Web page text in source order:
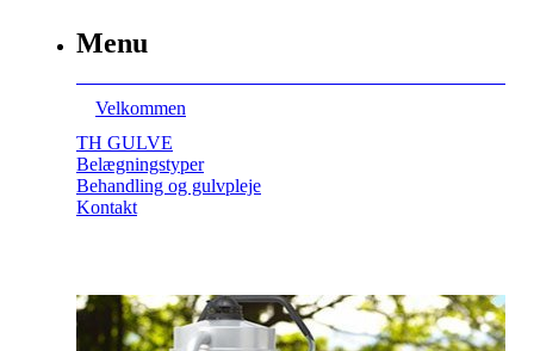
Menu
Velkommen
TH GULVE
Belægningstyper
Behandling og gulvpleje
Kontakt